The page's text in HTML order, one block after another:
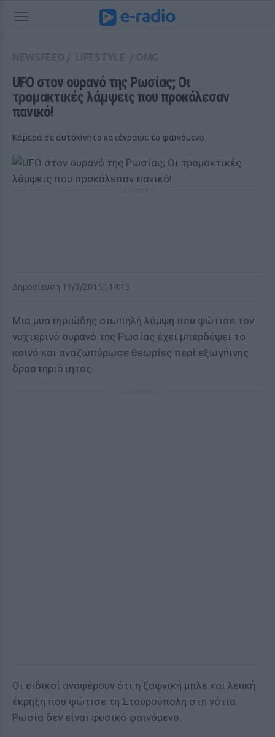
UFO στον ουρανό της Ρωσίας; Οι
τρομακτικές λάμψεις που προκάλεσαν
πανικό!
Κάμερα σε αυτοκίνητο κατέγραψε το φαινόμενο
Δημοσίευση 19/3/2015 | 14:13
Μια μυστηριώδης σιωπηλή λάμψη που φώτισε τον
νυχτερινό ουρανό της Ρωσίας έχει μπερδέψει το
κοινό και αναζωπύρωσε θεωρίες περί εξωγήινης
δραστηριότητας.
Οι ειδικοί αναφέρουν ότι η ξαφνική μπλε και λευκή
έκρηξη που φώτισε τη Σταυρούπολη στη νότια
Ρωσία δεν είναι φυσικό φαινόμενο.